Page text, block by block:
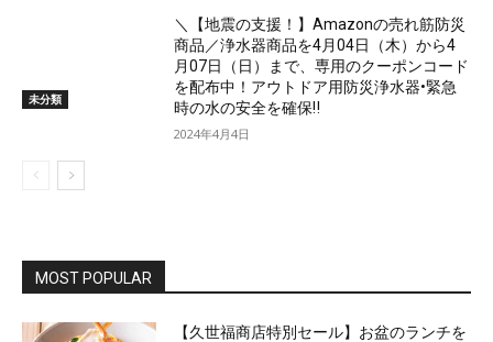
未分類
＼【地震の支援！】Amazonの売れ筋防災
商品／浄水器商品を4月04日（木）から4
月07日（日）まで、専用のクーポンコード
を配布中！アウトドア用防災浄水器•緊急
時の水の安全を確保‼
2024年4月4日
MOST POPULAR
【久世福商店特別セール】お盆のランチを